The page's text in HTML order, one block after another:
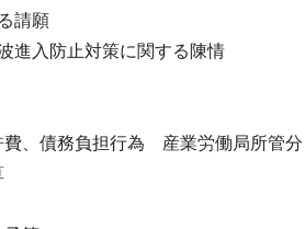
請願
入防止対策に関する陳情
費、債務負担行為 産業労働局所管分